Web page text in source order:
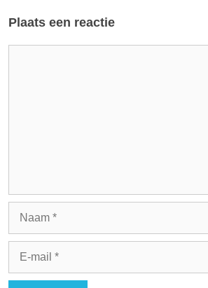
Plaats een reactie
Naam